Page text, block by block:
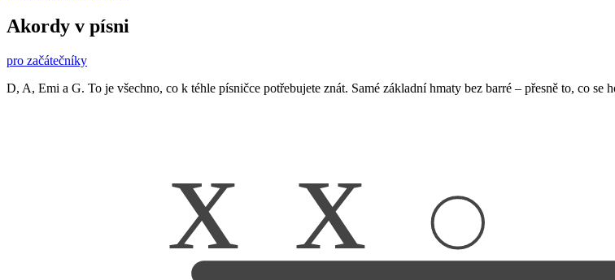
Akordy v písni
pro začátečníky
D, A, Emi a G. To je všechno, co k téhle písničce potřebujete znát. Samé základní hmaty bez barré – přesně to, co se
x x